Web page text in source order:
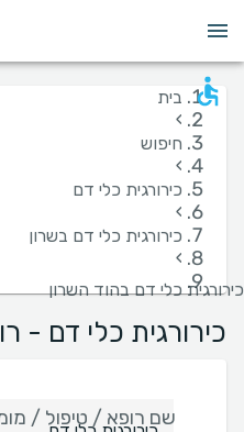
בית
›
חיפוש
›
כירורגית כלי דם
›
כירורגית כלי דם בשרון
›
כירורגית כלי דם בהוד השרון
כירורגית כלי דם -
שם רופא / טיפול /